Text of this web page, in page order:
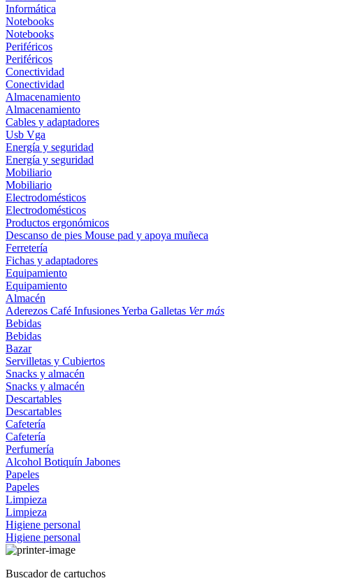
Informática
Notebooks
Notebooks
Periféricos
Periféricos
Conectividad
Conectividad
Almacenamiento
Almacenamiento
Cables y adaptadores
Usb Vga
Energía y seguridad
Energía y seguridad
Mobiliario
Mobiliario
Electrodomésticos
Electrodomésticos
Productos ergonómicos
Descanso de pies Mouse pad y apoya muñeca
Ferretería
Fichas y adaptadores
Equipamiento
Equipamiento
Almacén
Aderezos Café InfusionesYerba Galletas Ver más
Bebidas
Bebidas
Bazar
Servilletas y Cubiertos
Snacks y almacén
Snacks y almacén
Descartables
Descartables
Cafetería
Cafetería
Perfumería
Alcohol Botiquín Jabones
Papeles
Papeles
Limpieza
Limpieza
Higiene personal
Higiene personal
Buscador de cartuchos